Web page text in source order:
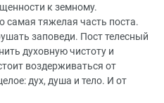
к земному.
самая тяжелая часть поста.
заповеди. Пост телесный
духовную чистоту и
воздерживаться от
дух, душа и тело. И от